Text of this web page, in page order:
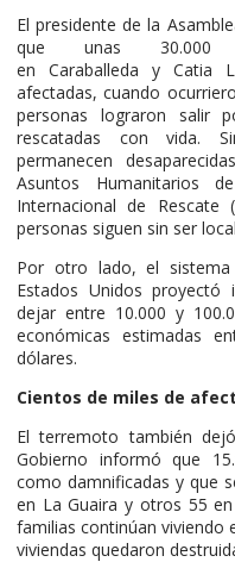
El presidente de la
que unas 30.000
en Caraballeda y Catia
afectadas, cuando
personas lograron salir
rescatadas con vida.
permanecen
Asuntos Humanitarios
Internacional de Rescate
personas siguen sin ser
Por otro lado, el sistema
Estados Unidos proyectó
dejar entre 10.000 y
económicas estimadas
dólares.
Cientos de miles de
El terremoto también
Gobierno informó que
como damnificadas y que
en La Guaira y otros 55
familias continúan viviendo
viviendas quedaron